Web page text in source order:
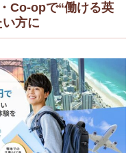
Co-opで“働ける英
方に